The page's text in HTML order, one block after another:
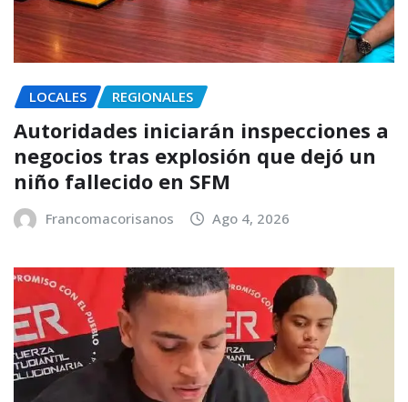
LOCALES REGIONALES
Autoridades iniciarán inspecciones a
negocios tras explosión que dejó un
niño fallecido en SFM
Francomacorisanos Ago 4, 2026